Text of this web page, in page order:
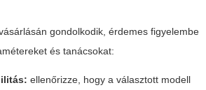
gondolkodik, érdemes figyelembe
és tanácsokat:
ellenőrizze, hogy a választott modell